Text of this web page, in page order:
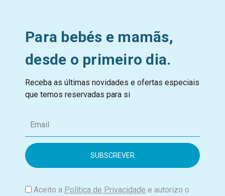
Para bebés e mamãs,
desde o primeiro dia.
Receba as últimas novidades e ofertas especiais
que temos reservadas para si
m
i
Aceito a Política de Privacidade e autorizo o